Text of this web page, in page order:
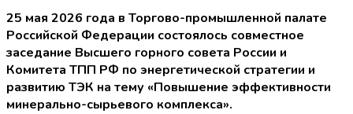
25 мая 2026 года в Торгово-промышленной палате
Российской Федерации состоялось совместное
заседание Высшего горного совета России и
Комитета ТПП РФ по энергетической стратегии и
развитию ТЭК на тему «Повышение эффективности
минерально-сырьевого комплекса».